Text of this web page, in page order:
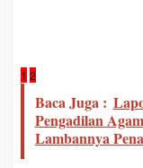
1 2
Baca Juga :
Pengadilan
Lambannya